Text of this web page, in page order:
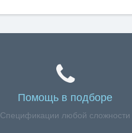
Помощь в подборе
Спецификации любой сложности